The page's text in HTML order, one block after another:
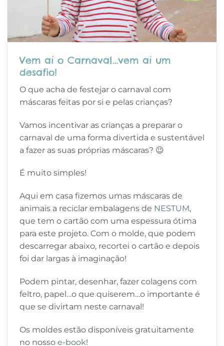
Vem aí o Carnaval…vem aí um
desafio!
O que acha de festejar o carnaval com
máscaras feitas por si e pelas crianças?
Vamos incentivar as crianças a preparar o
carnaval de uma forma divertida e sustentável
a fazer as suas próprias máscaras? 😉
É muito simples!
Aqui em casa fizemos umas máscaras de
animais a reciclar embalagens de NESTUM,
que tem o cartão com uma espessura ótima
para este projeto. Com o molde, que podem
descarregar abaixo, recortei o cartão e depois
foi dar largas à imaginação!
Podem pintar, desenhar, fazer colagens com
feltro, papel…o que quiserem…o importante é
que se divirtam neste carnaval!
Os moldes estão disponíveis gratuitamente
no nosso e-book!